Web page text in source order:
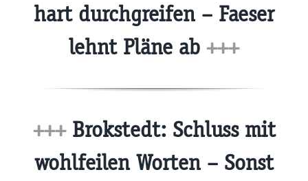
hart durchgreifen – Faeser
lehnt Pläne ab +++
+++Brokstedt: Schluss mit
wohlfeilen Worten – Sonst